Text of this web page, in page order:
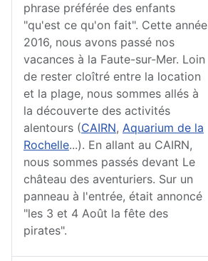
phrase préférée des enfants
"qu'est ce qu'on fait". Cette année
2016, nous avons passé nos
vacances à la Faute-sur-Mer. Loin
de rester cloîtré entre la location
et la plage, nous sommes allés à
la découverte des activités
alentours (CAIRN, Aquarium de la
Rochelle...). En allant au CAIRN,
nous sommes passés devant Le
château des aventuriers. Sur un
panneau à l'entrée, était annoncé
"les 3 et 4 Août la fête des
pirates".